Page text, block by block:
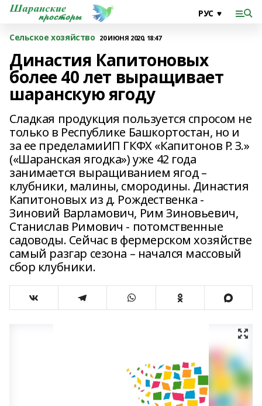
Сельское хозяйство 20 ИЮНЯ 2020, 18:47
Династия Капитоновых
более 40 лет выращивает
шаранскую ягоду
Сладкая продукция пользуется спросом не
только в Республике Башкортостан, но и
за ее пределамиИП ГКФХ «Капитонов Р. З.»
(«Шаранская ягодка») уже 42 года
занимается выращиванием ягод –
клубники, малины, смородины. Династия
Капитоновых из д. Рождественка -
Зиновий Варламович, Рим Зиновьевич,
Станислав Римович - потомственные
садоводы. Сейчас в фермерском хозяйстве
самый разгар сезона – начался массовый
сбор клубники.